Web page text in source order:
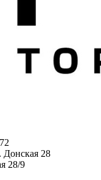
28
28/9